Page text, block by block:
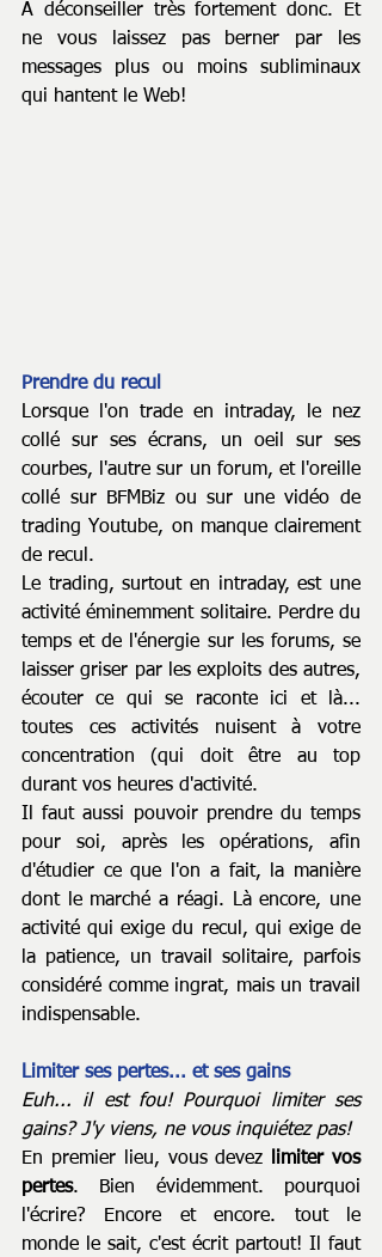
A déconseiller très fortement donc. Et
ne vous laissez pas berner par les
messages plus ou moins subliminaux
qui hantent le Web!
Prendre du recul
Lorsque l'on trade en intraday, le nez
collé sur ses écrans, un oeil sur ses
courbes, l'autre sur un forum, et l'oreille
collé sur BFMBiz ou sur une vidéo de
trading Youtube, on manque clairement
de recul.
Le trading, surtout en intraday, est une
activité éminemment solitaire. Perdre du
temps et de l'énergie sur les forums, se
laisser griser par les exploits des autres,
écouter ce qui se raconte ici et là...
toutes ces activités nuisent à votre
concentration (qui doit être au top
durant vos heures d'activité.
Il faut aussi pouvoir prendre du temps
pour soi, après les opérations, afin
d'étudier ce que l'on a fait, la manière
dont le marché a réagi. Là encore, une
activité qui exige du recul, qui exige de
la patience, un travail solitaire, parfois
considéré comme ingrat, mais un travail
indispensable.
Limiter ses pertes... et ses gains
Euh... il est fou! Pourquoi limiter ses
gains? J'y viens, ne vous inquiétez pas!
En premier lieu, vous devez
limiter vos
pertes. Bien évidemment. pourquoi
l'écrire? Encore et encore. tout le
monde le sait, c'est écrit partout! Il faut